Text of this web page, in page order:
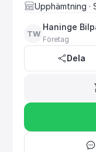
Upphämtning ·
TW
Haninge
Företag
Dela